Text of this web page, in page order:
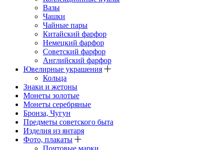
Вазы
Чашки
Чайные пары
Китайский фарфор
Немецкий фарфор
Советский фарфор
Английский фарфор
Ювелирные украшения
Кольца
Знаки и жетоны
Монеты золотые
Монеты серебряные
Бронза, Чугун
Предметы советского быта
Изделия из янтаря
Фото, плакаты
Почтовые марки